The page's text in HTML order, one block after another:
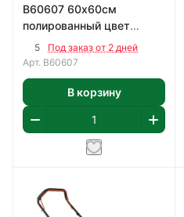
В60607 60х60см
полированный цвет
бежево-коричневый 1,8
м2/уп
5
Под заказ от 2 дней
Арт. В60607
В корзину